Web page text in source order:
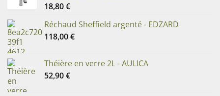
18,80€
Réchaud Sheffield argenté - EDZARD
118,00€
Théière en verre 2L - AULICA
52,90€